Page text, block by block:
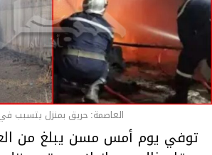
العاصمة: حريق بمنزل يتسبب